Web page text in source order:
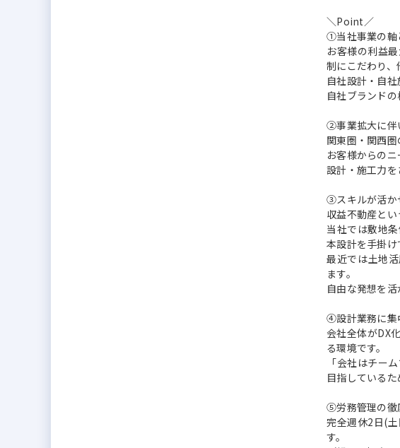
＼Point／
①当社事業の軸
お客様の利益
制にこだわり、
自社設計・自
自社ブランド
②事業拡大に伴
関東圏・関西
お客様からの
設計・施工力を
③スキルが活か
収益不動産と
当社では敷地
本設計を手掛け
最近では土地
ます。
自由な発想を
④設計業務に集
会社全体がDX
る環境です。
「会社はチー
目指している
⑤労務管理の徹
完全週休2日(
す。